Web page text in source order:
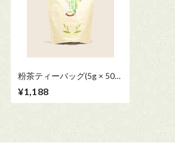
粉茶ティーバッグ(5g × 50
個)
¥1,188